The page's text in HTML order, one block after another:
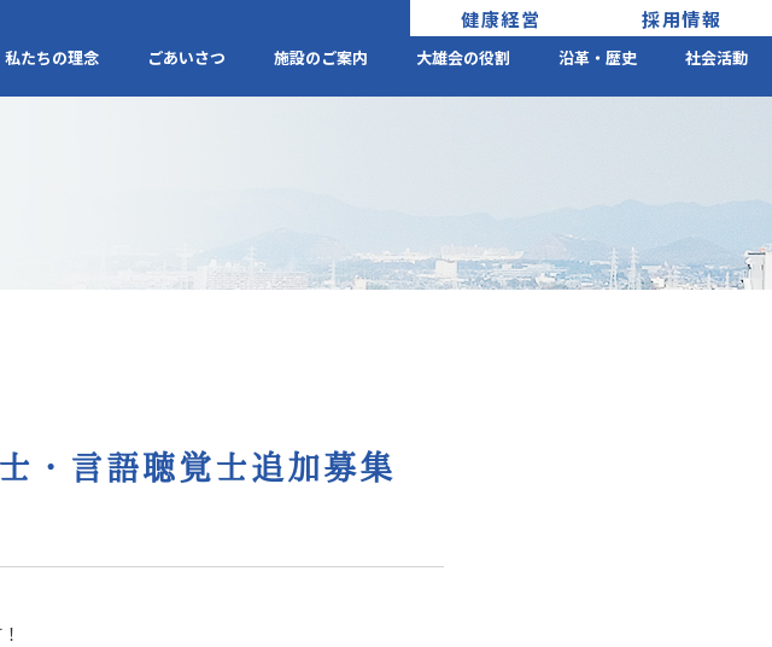
健康経営 採用情報
私たちの理念 ごあいさつ 施設のご案内 大雄会の役割 沿革・歴史 社会活動
・言語聴覚士追加募集